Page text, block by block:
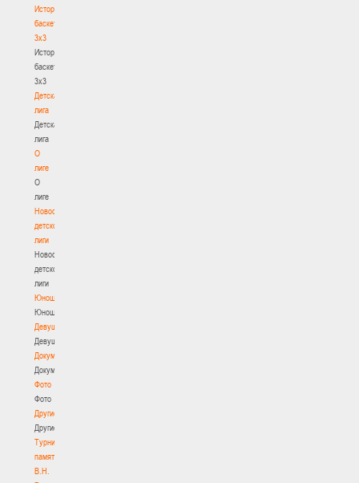
История
баскетбола
3х3
История
баскетбола
3х3
Детская
лига
Детская
лига
О
лиге
О
лиге
Новости
детской
лиги
Новости
детской
лиги
Юноши
Юноши
Девушки
Девушки
Документы
Документы
Фото
Фото
Другие
Другие
Турнир
памяти
В.Н.